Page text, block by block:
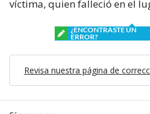
víctima, quien falleció en el
¿ENCONTRASTE UN
ERROR?
Revisa nuestra página de